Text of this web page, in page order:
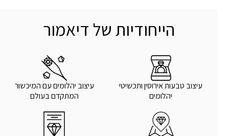
הייחודיות של דיאמור
עיצוב יהלומים עם המיכשור
המתקדם בעולם
עיצוב טבעות אירוסין ותכשיטי
יהלומים